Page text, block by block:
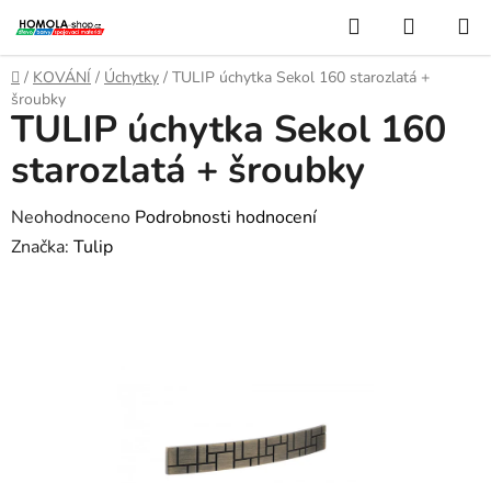
na
obsah
Hledat
KOŠÍK
Domů
/ KOVÁNÍ / Úchytky / TULIP úchytka Sekol 160 starozlatá +
šroubky
TULIP úchytka Sekol 160
starozlatá + šroubky
Průměrné
hodnocení
Neohodnoceno Podrobnosti hodnocení
Značka: Tulip